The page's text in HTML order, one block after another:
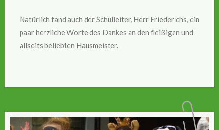
Natürlich fand auch der Schulleiter, Herr Friederichs, ein
paar herzliche Worte des Dankes an den fleißigen und
allseits beliebten Hausmeister.